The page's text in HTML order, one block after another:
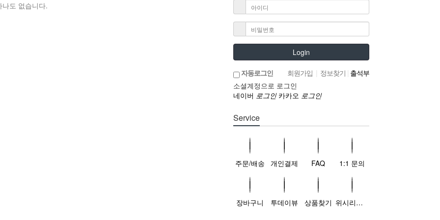
도 없습니다.
Login
자동로그인 회원가입 정보찾기 출석부
소셜계정으로 로그인
네이버 로그인 카카오 로그인
Service
주문/배송 개인결제 FAQ 1:1 문의
장바구니 투데이뷰 상품찾기 위시리스트